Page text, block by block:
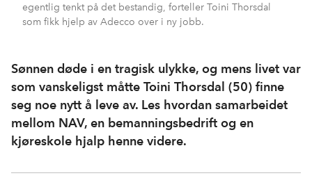
egentlig tenkt på det bestandig, forteller Toini Thorsdal
som fikk hjelp av Adecco over i ny jobb.
Sønnen døde i en tragisk ulykke, og mens livet var
som vanskeligst måtte Toini Thorsdal (50) finne
seg noe nytt å leve av. Les hvordan samarbeidet
mellom NAV, en bemanningsbedrift og en
kjøreskole hjalp henne videre.